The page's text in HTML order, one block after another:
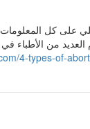
على كل المعلومات
من الأطباء
4-types-of-